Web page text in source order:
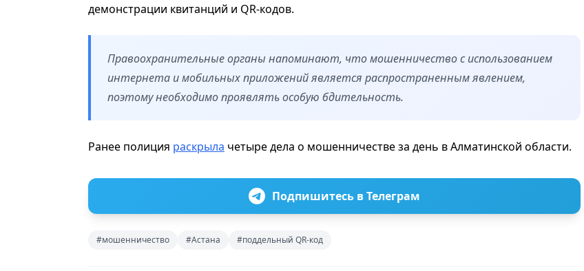
демонстрации квитанций и QR-кодов.
Правоохранительные органы напоминают, что мошенничество с использованием
интернета и мобильных приложений является распространенным явлением,
поэтому необходимо проявлять особую бдительность.
Ранее полиция раскрыла четыре дела о мошенничестве за день в Алматинской области.
Подпишитесь в Телеграм
#мошенничество #Астана #поддельный QR-код